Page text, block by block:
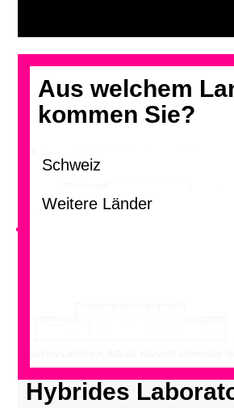
Aus welchem
kommen Sie?
<
Hybrides